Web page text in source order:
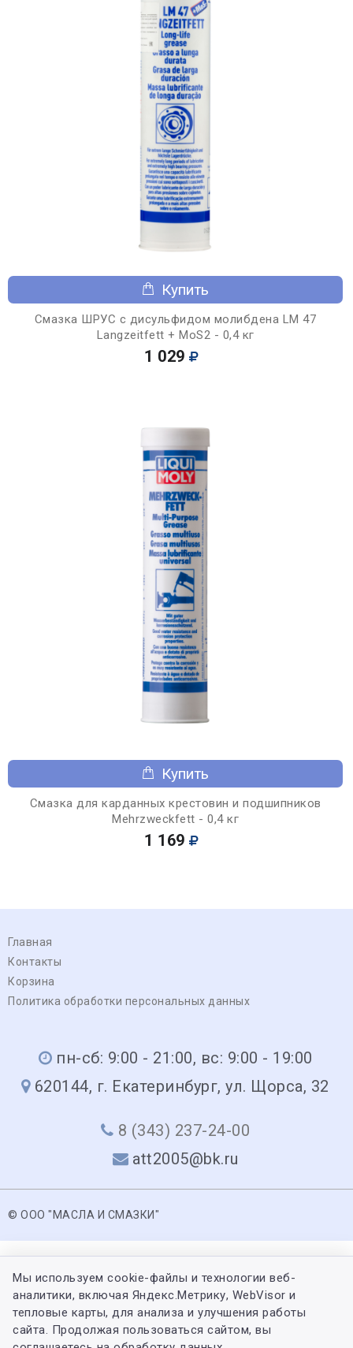
Купить
Смазка ШРУС с дисульфидом молибдена LM 47
Langzeitfett + MoS2 - 0,4 кг
1 029
Купить
Смазка для карданных крестовин и подшипников
Mehrzweckfett - 0,4 кг
1 169
Главная
Контакты
Корзина
Политика обработки персональных данных
пн-сб: 9:00 - 21:00, вс: 9:00 - 19:00
620144, г. Екатеринбург, ул. Щорса, 32
8 (343) 237-24-00
att2005@bk.ru
© ООО "МАСЛА И СМАЗКИ"
Мы используем cookie-файлы и технологии веб-
аналитики, включая Яндекс.Метрику, WebVisor и
тепловые карты, для анализа и улучшения работы
сайта. Продолжая пользоваться сайтом, вы